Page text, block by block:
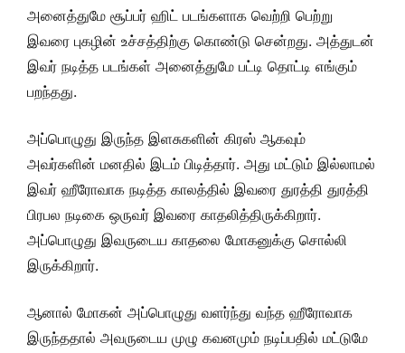
அனைத்துமே சூப்பர் ஹிட் படங்களாக வெற்றி பெற்று
இவரை புகழின் உச்சத்திற்கு கொண்டு சென்றது. அத்துடன்
இவர் நடித்த படங்கள் அனைத்துமே பட்டி தொட்டி எங்கும்
பறந்தது.
அப்பொழுது இருந்த இளசுகளின் கிரஸ் ஆகவும்
அவர்களின் மனதில் இடம் பிடித்தார். அது மட்டும் இல்லாமல்
இவர் ஹீரோவாக நடித்த காலத்தில் இவரை துரத்தி துரத்தி
பிரபல நடிகை ஒருவர் இவரை காதலித்திருக்கிறார்.
அப்பொழுது இவருடைய காதலை மோகனுக்கு சொல்லி
இருக்கிறார்.
ஆனால் மோகன் அப்பொழுது வளர்ந்து வந்த ஹீரோவாக
இருந்ததால் அவருடைய முழு கவனமும் நடிப்பதில் மட்டுமே